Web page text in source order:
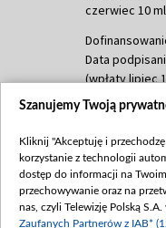
czerwiec 10
Data
(wpłaty lipiec
(wpłata
Data
(wpłata
Szanujemy Twoją
Kliknij "Akceptuję i
korzystanie z technologii
dostęp do informacji na
przechowywanie oraz na
nas, czyli Telewizję Polską
Zaufanych Partnerów z IAB*